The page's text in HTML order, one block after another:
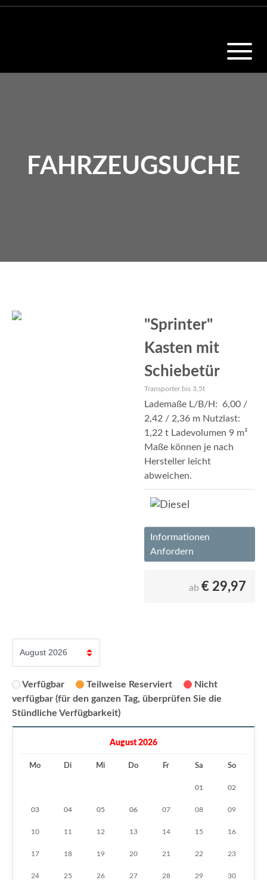
FAHRZEUGSUCHE
"Sprinter"
Kasten mit
Schiebetür
Transporter bis 3,5t
Lademaße L/B/H: 6,00 /
2,42 / 2,36 m Nutzlast:
1,22 t Ladevolumen 9 m³
Maße können je nach
Hersteller leicht
abweichen.
Informationen
Anfordern
ab € 29,97
Verfügbar Teilweise Reserviert
Nicht
verfügbar (für den ganzen Tag, überprüfen Sie die
Stündliche Verfügbarkeit)
August 2026
Mo Di Mi Do Fr Sa So
01 02
03 04 05 06 07 08 09
10 11 12 13 14 15 16
17 18 19 20 21 22 23
24 25 26 27 28 29 30